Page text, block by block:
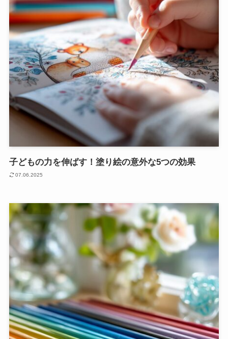
子どもの力を伸ばす！塗り絵の意外な5つの効果
07.06.2025